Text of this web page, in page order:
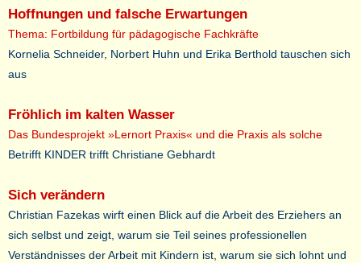
Hoffnungen und falsche Erwartungen
Thema: Fortbildung für pädagogische Fachkräfte
Kornelia Schneider, Norbert Huhn und Erika Berthold tauschen sich
aus
Fröhlich im kalten Wasser
Das Bundesprojekt »Lernort Praxis« und die Praxis als solche
Betrifft KINDER trifft Christiane Gebhardt
Sich verändern
Christian Fazekas wirft einen Blick auf die Arbeit des Erziehers an
sich selbst und zeigt, warum sie Teil seines professionellen
Verständnisses der Arbeit mit Kindern ist, warum sie sich lohnt und